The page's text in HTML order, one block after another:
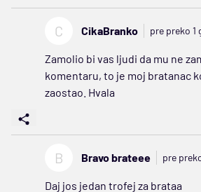
C CikaBranko pre preko 1
Zamolio bi vas ljudi da mu ne
komentaru, to je moj bratanac
zaostao. Hvala
B Bravo brateee pre
Daj jos jedan trofej za brataa